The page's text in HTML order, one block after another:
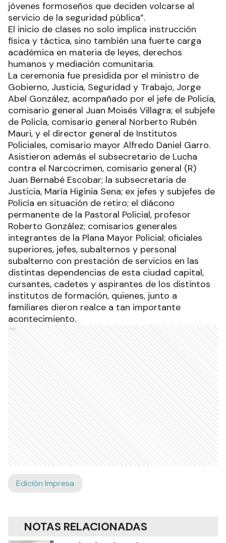
jóvenes formoseños que deciden volcarse al
servicio de la seguridad pública”.
El inicio de clases no solo implica instrucción
física y táctica, sino también una fuerte carga
académica en materia de leyes, derechos
humanos y mediación comunitaria.
La ceremonia fue presidida por el ministro de
Gobierno, Justicia, Seguridad y Trabajo, Jorge
Abel González, acompañado por el jefe de Policía,
comisario general Juan Moisés Villagra; el subjefe
de Policía, comisario general Norberto Rubén
Mauri, y el director general de Institutos
Policiales, comisario mayor Alfredo Daniel Garro.
Asistieron además el subsecretario de Lucha
contra el Narcocrimen, comisario general (R)
Juan Bernabé Escobar; la subsecretaria de
Justicia, María Higinia Sena; ex jefes y subjefes de
Policía en situación de retiro; el diácono
permanente de la Pastoral Policial, profesor
Roberto González; comisarios generales
integrantes de la Plana Mayor Policial; oficiales
superiores, jefes, subalternos y personal
subalterno con prestación de servicios en las
distintas dependencias de esta ciudad capital,
cursantes, cadetes y aspirantes de los distintos
institutos de formación, quienes, junto a
familiares dieron realce a tan importante
acontecimiento.
Ads
Edición Impresa
NOTAS RELACIONADAS